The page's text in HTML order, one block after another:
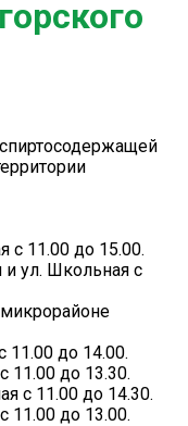
с 11.00 до 15.00.
и ул. Школьная с
11.00 до 14.00.
11.00 до 13.30.
с 11.00 до 14.30.
11.00 до 13.00.